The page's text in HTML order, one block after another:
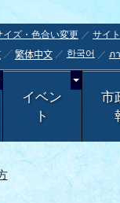
イズ・色合い変更
サイ
繁体中文 한국어 ภ
イベン
ト
市